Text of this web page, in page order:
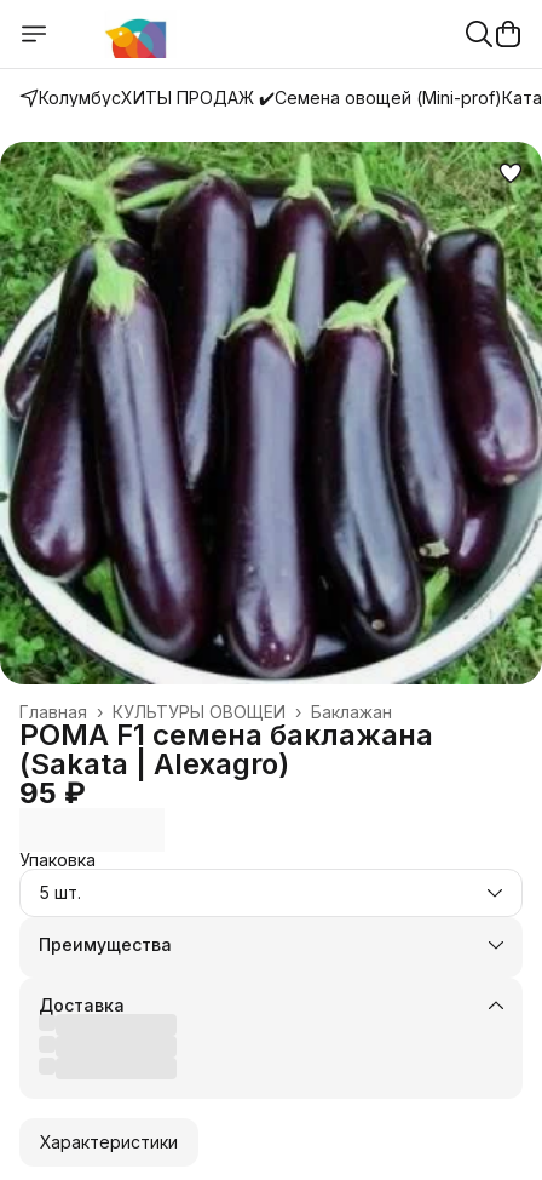
КолумбусХИТЫ ПРОДАЖ ✔️Семена овощей (Mini-prof)
Баклажан
КУЛЬТУРЫ ОВОЩЕЙ ›
Главная ›
РОМА F1 семена баклажана
(Sakata | Alexagro)
95 ₽
Упаковка
5 шт.
Преимущества
Оплата частями в Сплит
Удобный возврат
Доставка
Характеристики